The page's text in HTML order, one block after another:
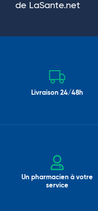
de LaSante.net
Livraison 24/48h
Un pharmacien à votre
service